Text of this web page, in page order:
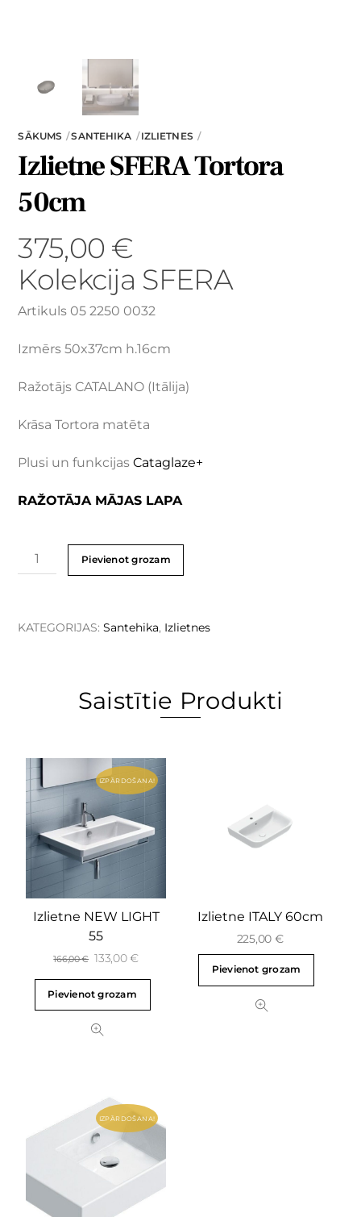
SĀKUMS SANTEHIKA IZLIETNES
Izlietne SFERA Tortora
50cm
375,00 €
Kolekcija SFERA
Artikuls 05 2250 0032
Izmērs 50x37cm h.16cm
Ražotājs CATALANO (Itālija)
Krāsa Tortora matēta
Plusi un funkcijasCataglaze+
RAŽOTĀJA MĀJAS LAPA
Pievienot grozam
KATEGORIJAS:Santehika, Izlietnes
Saistītie Produkti
IZPĀRDOŠANA!
Izlietne NEW LIGHT
55
166,00€ 133,00€
Pievienot grozam
Izlietne ITALY 60cm
225,00 €
Pievienot grozam
IZPĀRDOŠANA!